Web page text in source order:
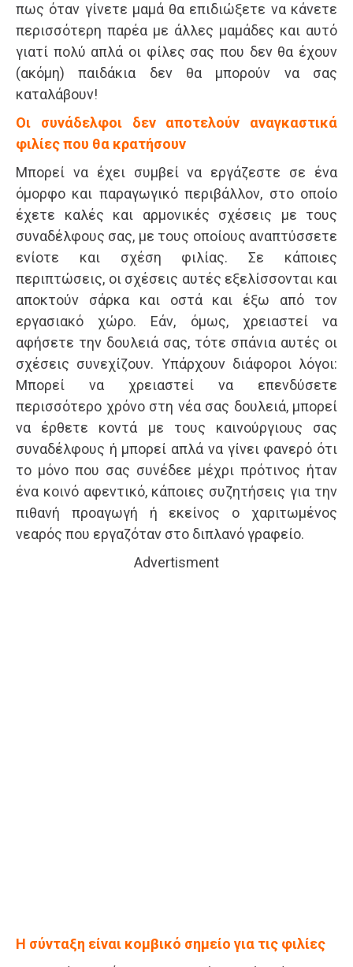
πως όταν γίνετε μαμά θα επιδιώξετε να κάνετε
περισσότερη παρέα με άλλες μαμάδες και αυτό
γιατί πολύ απλά οι φίλες σας που δεν θα έχουν
(ακόμη) παιδάκια δεν θα μπορούν να σας
καταλάβουν!
Οι συνάδελφοι δεν αποτελούν αναγκαστικά
φιλίες που θα κρατήσουν
Μπορεί να έχει συμβεί να εργάζεστε σε ένα
όμορφο και παραγωγικό περιβάλλον, στο οποίο
έχετε καλές και αρμονικές σχέσεις με τους
συναδέλφους σας, με τους οποίους αναπτύσσετε
ενίοτε και σχέση φιλίας. Σε κάποιες
περιπτώσεις, οι σχέσεις αυτές εξελίσσονται και
αποκτούν σάρκα και οστά και έξω από τον
εργασιακό χώρο. Εάν, όμως, χρειαστεί να
αφήσετε την δουλειά σας, τότε σπάνια αυτές οι
σχέσεις συνεχίζουν. Υπάρχουν διάφοροι λόγοι:
Μπορεί να χρειαστεί να επενδύσετε
περισσότερο χρόνο στη νέα σας δουλειά, μπορεί
να έρθετε κοντά με τους καινούργιους σας
συναδέλφους ή μπορεί απλά να γίνει φανερό ότι
το μόνο που σας συνέδεε μέχρι πρότινος ήταν
ένα κοινό αφεντικό, κάποιες συζητήσεις για την
πιθανή προαγωγή ή εκείνος ο χαριτωμένος
νεαρός που εργαζόταν στο διπλανό γραφείο.
Advertisment
Η σύνταξη είναι κομβικό σημείο για τις φιλίες